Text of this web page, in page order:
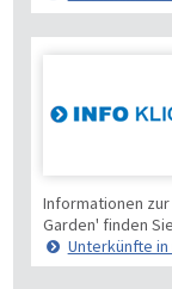
Informationen
Garden' finden
Unterkünfte in